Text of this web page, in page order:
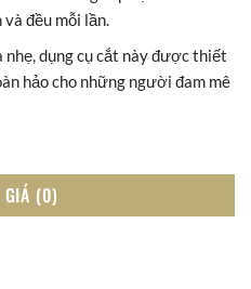
đều mỗi lần.
nhẹ, dụng cụ cắt này được thiết
hảo cho những người đam mê
GIÁ (0)